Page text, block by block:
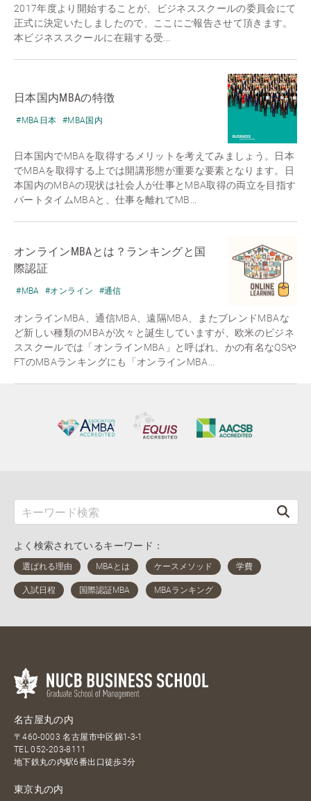
2017年度より開始することが、ビジネススクールの委員会にて
正式に決定いたしましたので、ここにご報告させて頂きます。
本ビジネススクールに在籍する受...
日本国内MBAの特徴
#MBA日本 #MBA国内
日本国内でMBAを取得するメリットを考えてみましょう。日本
でMBAを取得する上では開講形態が重要な要素となります。日
本国内のMBAの現状は社会人が仕事とMBA取得の両立を目指す
パートタイムMBAと、仕事を離れてMB...
オンラインMBAとは？ランキングと国
際認証
#MBA #オンライン #通信
オンラインMBA、通信MBA、遠隔MBA、またブレンドMBAな
ど新しい種類のMBAが次々と誕生していますが、欧米のビジネ
ススクールでは「オンラインMBA」と呼ばれ、かの有名なQSや
FTのMBAランキングにも「オンラインMBA...
よく検索されているキーワード：
名古屋丸の内
〒460-0003 名古屋市中区錦1-3-1
TEL052-203-8111
地下鉄丸の内駅6番出口徒歩3分
東京丸の内